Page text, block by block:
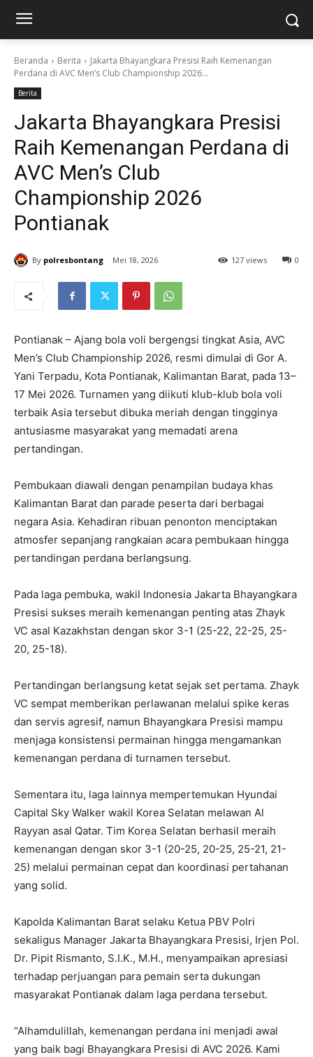
Beranda Berita
Jakarta Bhayangkara Presisi Raih Kemenangan
Perdana di AVC Men’s Club Championship 2026...
Berita
Jakarta Bhayangkara Presisi
Raih Kemenangan Perdana di
AVC Men’s Club
Championship 2026
Pontianak
By polresbontang Mei 18, 2026 0
127 views
Pontianak – Ajang bola voli bergengsi tingkat Asia, AVC
Men’s Club Championship 2026, resmi dimulai di Gor A.
Yani Terpadu, Kota Pontianak, Kalimantan Barat, pada 13–
17 Mei 2026. Turnamen yang diikuti klub-klub bola voli
terbaik Asia tersebut dibuka meriah dengan tingginya
antusiasme masyarakat yang memadati arena
pertandingan.
Pembukaan diawali dengan penampilan budaya khas
Kalimantan Barat dan parade peserta dari berbagai
negara Asia. Kehadiran ribuan penonton menciptakan
atmosfer sepanjang rangkaian acara pembukaan hingga
pertandingan perdana berlangsung.
Pada laga pembuka, wakil Indonesia Jakarta Bhayangkara
Presisi sukses meraih kemenangan penting atas Zhayk
VC asal Kazakhstan dengan skor 3-1 (25-22, 22-25, 25-
20, 25-18).
Pertandingan berlangsung ketat sejak set pertama. Zhayk
VC sempat memberikan perlawanan melalui spike keras
dan servis agresif, namun Bhayangkara Presisi mampu
menjaga konsistensi permainan hingga mengamankan
kemenangan perdana di turnamen tersebut.
Sementara itu, laga lainnya mempertemukan Hyundai
Capital Sky Walker wakil Korea Selatan melawan Al
Rayyan asal Qatar. Tim Korea Selatan berhasil meraih
kemenangan dengan skor 3-1 (20-25, 20-25, 25-21, 21-
25) melalui permainan cepat dan koordinasi pertahanan
yang solid.
Kapolda Kalimantan Barat selaku Ketua PBV Polri
sekaligus Manager Jakarta Bhayangkara Presisi, Irjen Pol.
Dr. Pipit Rismanto, S.I.K., M.H., menyampaikan apresiasi
terhadap perjuangan para pemain serta dukungan
masyarakat Pontianak dalam laga perdana tersebut.
“Alhamdulillah, kemenangan perdana ini menjadi awal
yang baik bagi Bhayangkara Presisi di AVC 2026. Kami